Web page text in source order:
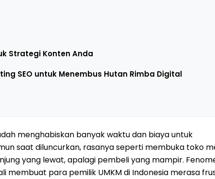
Strategi Konten Anda
SEO untuk Menembus Hutan Rimba Digital
menghabiskan banyak waktu dan biaya untuk
saat diluncurkan, rasanya seperti membuka toko
yang lewat, apalagi pembeli yang mampir.
membuat para pemilik UMKM di Indonesia merasa